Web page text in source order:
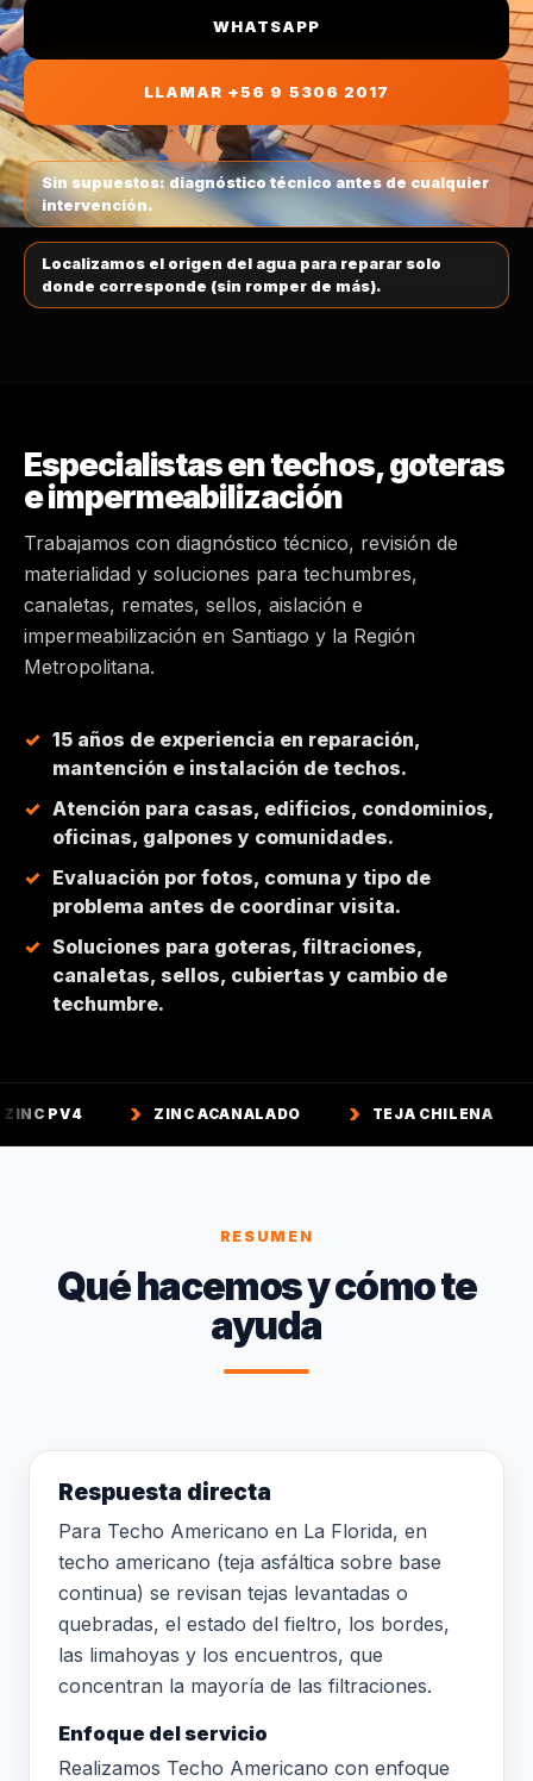
CAMBIO DE TECHUMBRE
CANALETAS Y HOJALATERÍA
MANTENCIÓN DE TECHOS
POLICARBONATO
TEJA CHILENA
TECHO EMBALLETADO
PROVIDENCIA
ÑUÑOA
LA REINA
PUENTE ALTO
MAIPÚ
PEÑALOLÉN
QUILICURA
COLINA
CHICUREO
WHATSAPP
LLAMAR +56 9 5306 2017
Sin supuestos: diagnóstico técnico antes de cualquier
intervención.
Localizamos el origen del agua para reparar solo
donde corresponde (sin romper de más).
Especialistas en techos, goteras
e impermeabilización
Trabajamos con diagnóstico técnico, revisión de
materialidad y soluciones para techumbres,
canaletas, remates, sellos, aislación e
impermeabilización en Santiago y la Región
Metropolitana.
15 años de experiencia en reparación,
mantención e instalación de techos.
Atención para casas, edificios, condominios,
oficinas, galpones y comunidades.
Evaluación por fotos, comuna y tipo de
problema antes de coordinar visita.
Soluciones para goteras, filtraciones,
canaletas, sellos, cubiertas y cambio de
techumbre.
ZINC ACANALADO TEJA CHILENA TEJA
RESUMEN
Qué hacemos y cómo te
ayuda
Respuesta directa
Para Techo Americano en La Florida, en
techo americano (teja asfáltica sobre base
continua) se revisan tejas levantadas o
quebradas, el estado del fieltro, los bordes,
las limahoyas y los encuentros, que
concentran la mayoría de las filtraciones.
Enfoque del servicio
Realizamos Techo Americano con enfoque